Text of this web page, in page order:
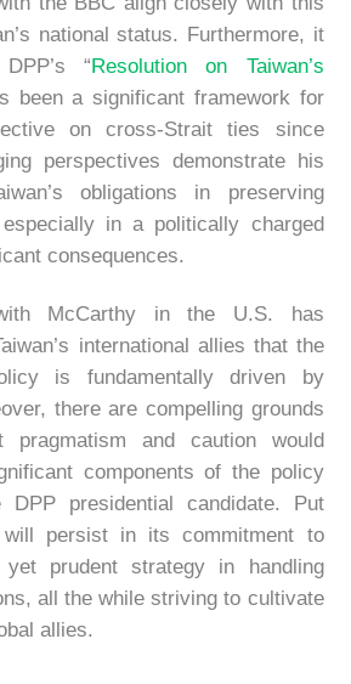
national status. Furthermore, it
“Resolution on Taiwan’s
been a significant framework for
on cross-Strait ties since
perspectives demonstrate his
obligations in preserving
in a politically charged
consequences.
McCarthy in the U.S. has
international allies that the
is fundamentally driven by
there are compelling grounds
pragmatism and caution would
components of the policy
presidential candidate. Put
persist in its commitment to
prudent strategy in handling
all the while striving to cultivate
allies.